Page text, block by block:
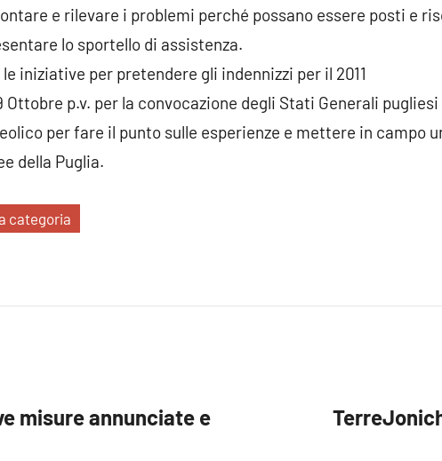
e rilevare i problemi perché possano essere posti e
lo sportello di assistenza.
le iniziative per pretendere gli indennizzi per il 2011
Ottobre p.v. per la convocazione degli Stati Generali
per fare il punto sulle esperienze e mettere in campo
della Puglia.
categoria
misure annunciate e